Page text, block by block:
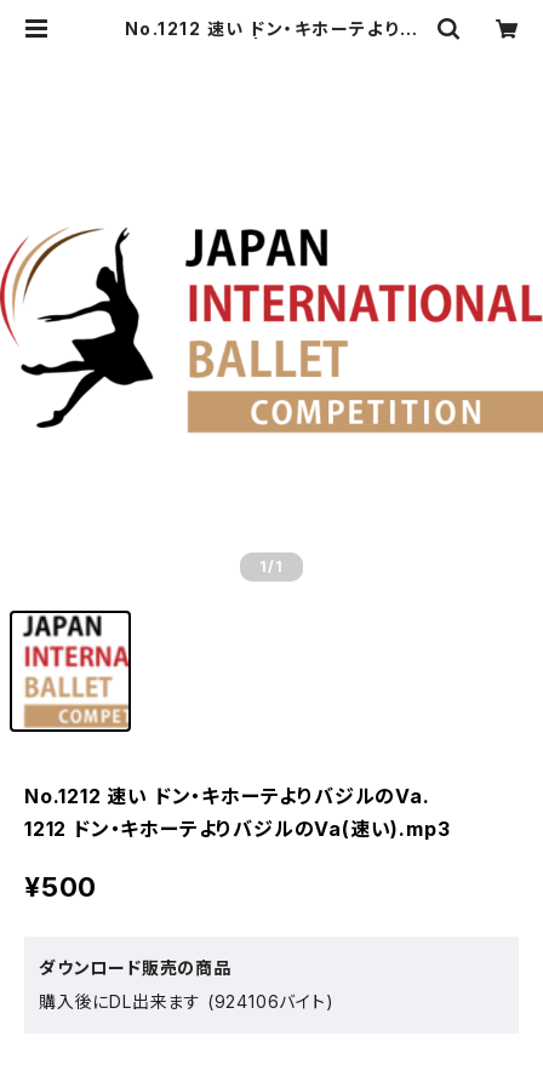
No.1212 速い ドン・キホーテよりバ
1 /1
No.1212 速い ドン・キホーテよりバジルのVa.
1212 ドン・キホーテよりバジルのVa(速い).mp3
¥500
ダウンロード販売の商品
購入後にDL出来ます (924106バイト)